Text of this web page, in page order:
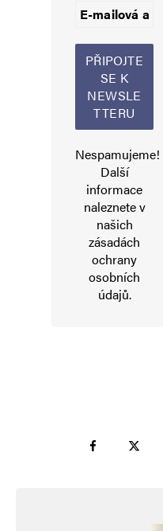
Alternative:
Nespamujeme!
Další
informace
naleznete v
našich
zásadách
ochrany
osobních
údajů.